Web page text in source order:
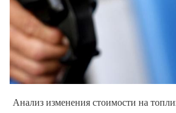
Анализ изменения стоимости на